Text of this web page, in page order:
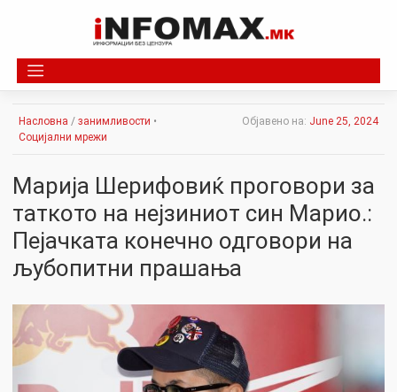
Насловна / занимливости •
Социјални мрежи
Објавено на: June 25, 2024
Марија Шерифовиќ проговори за
таткото на нејзиниот син Марио.:
Пејачката конечно одговори на
љубопитни прашања